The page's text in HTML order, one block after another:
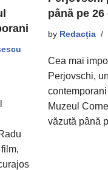
până pe
by Redacția
Cea mai
Perjovschi,
Muzeul
văzută până